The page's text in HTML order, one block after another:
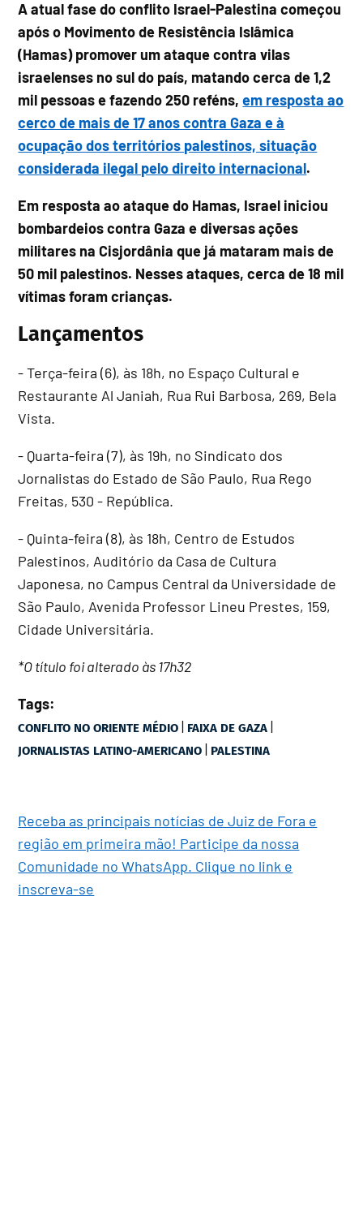
A atual fase do conflito Israel-Palestina começou
após o Movimento de Resistência Islâmica
(Hamas) promover um ataque contra vilas
israelenses no sul do país, matando cerca de 1,2
mil pessoas e fazendo 250 reféns,em resposta ao
cerco de mais de 17 anos contra Gaza e à
ocupação dos territórios palestinos, situação
considerada ilegal pelo direito internacional.
Em resposta ao ataque do Hamas, Israel iniciou
bombardeios contra Gaza e diversas ações
militares na Cisjordânia que já mataram mais de
50 mil palestinos. Nesses ataques, cerca de 18 mil
vítimas foram crianças.
Lançamentos
- Terça-feira (6), às 18h, no Espaço Cultural e
Restaurante Al Janiah, Rua Rui Barbosa, 269, Bela
Vista.
- Quarta-feira (7), às 19h, no Sindicato dos
Jornalistas do Estado de São Paulo, Rua Rego
Freitas, 530 - República.
- Quinta-feira (8), às 18h, Centro de Estudos
Palestinos, Auditório da Casa de Cultura
Japonesa, no Campus Central da Universidade de
São Paulo, Avenida Professor Lineu Prestes, 159,
Cidade Universitária.
*O título foi alterado às 17h32
Tags:
CONFLITO NO ORIENTE MÉDIO | FAIXA DE GAZA |
JORNALISTAS LATINO-AMERICANO | PALESTINA
Receba as principais notícias de Juiz de Fora e
região em primeira mão! Participe da nossa
Comunidade no WhatsApp. Clique no link e
inscreva-se